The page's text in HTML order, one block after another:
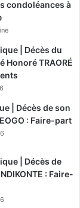
condoléances à
| Décès du
Honoré TRAORÉ
| Décès de son
: Faire-part
| Décès de
: Faire-